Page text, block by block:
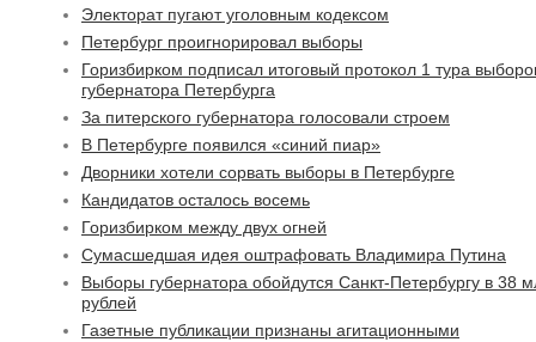
Электорат пугают уголовным кодексом
Петербург проигнорировал выборы
Горизбирком подписал итоговый протокол 1 тура
губернатора Петербурга
За питерского губернатора голосовали строем
В Петербурге появился «синий пиар»
Дворники хотели сорвать выборы в Петербурге
Кандидатов осталось восемь
Горизбирком между двух огней
Сумасшедшая идея оштрафовать Владимира Путина
Выборы губернатора обойдутся Санкт-Петербургу в 38
рублей
Газетные публикации признаны агитационными